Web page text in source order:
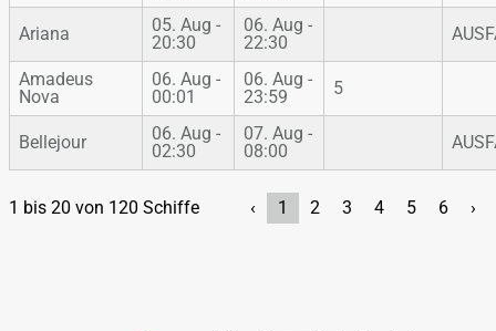
Ariana
05. Aug -
20:30
06. Aug -
22:30
Amadeus
Nova
06. Aug -
00:01
06. Aug -
23:59
5
Bellejour
06. Aug -
02:30
07. Aug -
08:00
1 bis 20 von 120 Schiffe ‹ 1 2 3 4 5 6 ›